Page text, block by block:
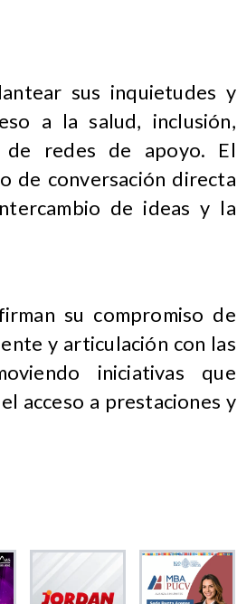
sus inquietudes y
a la salud, inclusión,
de redes de apoyo. El
de conversación directa
de ideas y la
su compromiso de
y articulación con las
iniciativas que
acceso a prestaciones y